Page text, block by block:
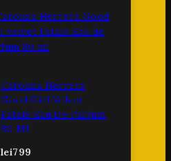
Carolina Herrera
Good Girl Velvet
Fatale Eau De Parfum
80 Ml
lei799